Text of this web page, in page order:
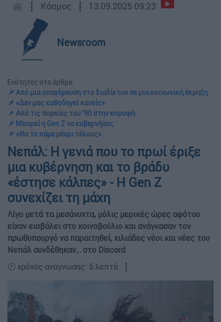
┋ Κόσμος ┋ 13.09.2025 09:23
Newsroom
Ενότητες στο άρθρο:
📌 Από μια απαγόρευση στο διαδίκτυο σε μια κοινωνική έκρηξη
📌 «Δεν μας καθοδηγεί κανείς»
📌 Από τις πορείες του ’90 στην κορυφή
📌 Μπορεί η Gen Z να κυβερνήσει;
📌 «Θα το πάμε μέχρι τέλους»
Νεπάλ: Η γενιά που το πρωί έριξε
μια κυβέρνηση και το βράδυ
«έστησε κάλπες» - Η Gen Z
συνεχίζει τη μάχη
Λίγο μετά τα μεσάνυχτα, μόλις μερικές ώρες αφότου
είχαν εισβάλει στο κοινοβούλιο και ανάγκασαν τον
πρωθυπουργό να παραιτηθεί, χιλιάδες νέοι και νέες του
Νεπάλ συνδέθηκαν… στο Discord
🕛 χρόνος ανάγνωσης: 5 λεπτά ┋